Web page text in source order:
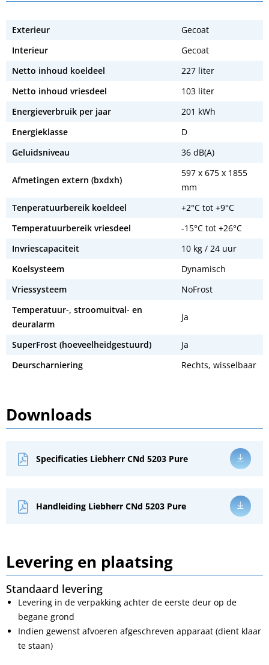
Exterieur
Gecoat
Interieur
Gecoat
Netto inhoud koeldeel
227 liter
Netto inhoud vriesdeel
103 liter
Energieverbruik per jaar
201 kWh
Energieklasse
D
Geluidsniveau
36 dB(A)
Afmetingen extern (bxdxh)
597 x 675 x 1855
mm
Tenperatuurbereik koeldeel
+2°C tot +9°C
Temperatuurbereik vriesdeel
-15°C tot +26°C
Invriescapaciteit
10 kg / 24 uur
Koelsysteem
Dynamisch
Vriessysteem
NoFrost
Temperatuur-, stroomuitval- en
deuralarm
Ja
SuperFrost (hoeveelheidgestuurd)
Ja
Deurscharniering
Rechts, wisselbaar
Downloads
Specificaties Liebherr CNd 5203 Pure
Handleiding Liebherr CNd 5203 Pure
Levering en plaatsing
Standaard levering
Levering in de verpakking achter de eerste deur op de
begane grond
Indien gewenst afvoeren afgeschreven apparaat (dient klaar
te staan)